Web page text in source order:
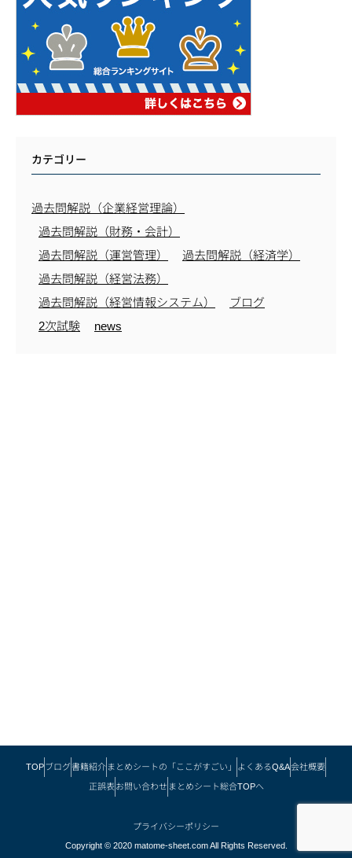
カテゴリー
過去問解説（企業経営理論）
過去問解説（財務・会計）
過去問解説（運営管理）
過去問解説（経済学）
過去問解説（経営法務）
過去問解説（経営情報システム）
ブログ
2次試験
news
TOPブログ書籍紹介 まとめシートの「ここがすごい」 よくあるQ&A会社概要
正誤表 お問い合わせ まとめシート総合TOPへ
プライバシーポリシー
Copyright © 2020 matome-sheet.com All Rights Reserved.